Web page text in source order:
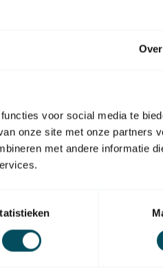
Over
voor social media te
onze site met onze partners
met andere informatie
Faac
Faac
- TM2 45
Somfy